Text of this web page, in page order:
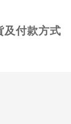
及付款方式